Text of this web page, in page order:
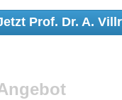
Prof. Dr. A.